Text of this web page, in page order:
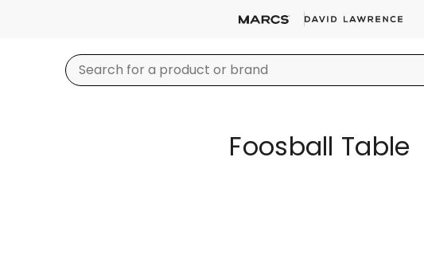
Foosball Table